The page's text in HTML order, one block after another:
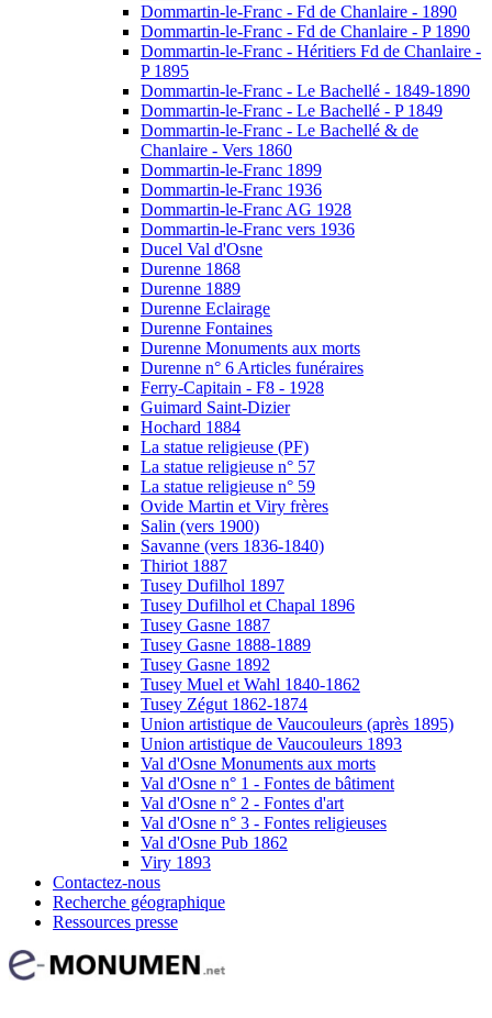
Dommartin-le-Franc - Fd de Chanlaire - 1890
Dommartin-le-Franc - Fd de Chanlaire - P 1890
Dommartin-le-Franc - Héritiers Fd de Chanlaire -
P 1895
Dommartin-le-Franc - Le Bachellé - 1849-1890
Dommartin-le-Franc - Le Bachellé - P 1849
Dommartin-le-Franc - Le Bachellé & de
Chanlaire - Vers 1860
Dommartin-le-Franc 1899
Dommartin-le-Franc 1936
Dommartin-le-Franc AG 1928
Dommartin-le-Franc vers 1936
Ducel Val d'Osne
Durenne 1868
Durenne 1889
Durenne Eclairage
Durenne Fontaines
Durenne Monuments aux morts
Durenne n° 6 Articles funéraires
Ferry-Capitain - F8 - 1928
Guimard Saint-Dizier
Hochard 1884
La statue religieuse (PF)
La statue religieuse n° 57
La statue religieuse n° 59
Ovide Martin et Viry frères
Salin (vers 1900)
Savanne (vers 1836-1840)
Thiriot 1887
Tusey Dufilhol 1897
Tusey Dufilhol et Chapal 1896
Tusey Gasne 1887
Tusey Gasne 1888-1889
Tusey Gasne 1892
Tusey Muel et Wahl 1840-1862
Tusey Zégut 1862-1874
Union artistique de Vaucouleurs (après 1895)
Union artistique de Vaucouleurs 1893
Val d'Osne Monuments aux morts
Val d'Osne n° 1 - Fontes de bâtiment
Val d'Osne n° 2 - Fontes d'art
Val d'Osne n° 3 - Fontes religieuses
Val d'Osne Pub 1862
Viry 1893
Contactez-nous
Recherche géographique
Ressources presse